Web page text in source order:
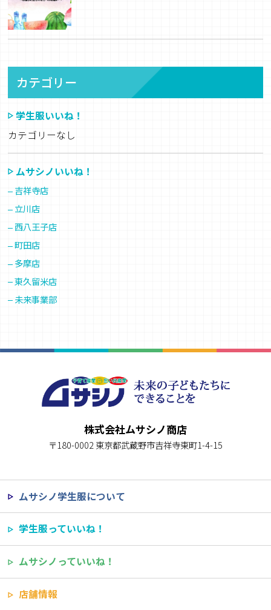
カテゴリー
学生服いいね！
カテゴリーなし
ムサシノいいね！
吉祥寺店
立川店
西八王子店
町田店
多摩店
東久留米店
未来事業部
株式会社ムサシノ商店
〒180-0002 東京都武蔵野市吉祥寺東町1-4-15
ムサシノ学生服について
学生服っていいね！
ムサシノっていいね！
店舗情報